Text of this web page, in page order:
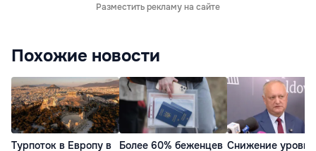
Разместить рекламу на сайте
Похожие новости
Турпоток в Европу в
Более 60% беженцев Снижение уровня